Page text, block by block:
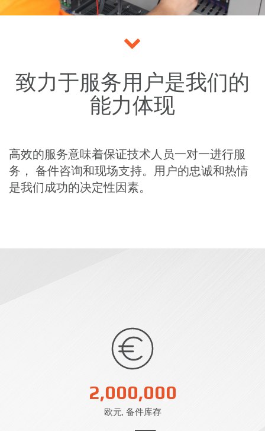
致力于服务用户是我们的
能力体现
高效的服务意味着保证技术人员一对一进行服
务， 备件咨询和现场支持。用户的忠诚和热情
是我们成功的决定性因素。
2,000,000
欧元, 备件库存